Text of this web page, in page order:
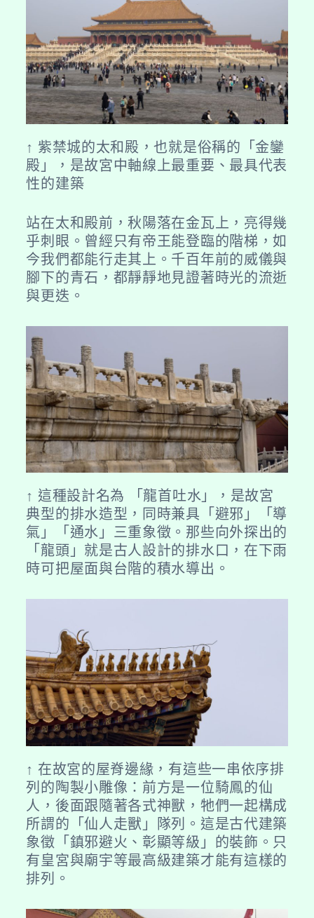
↑ 紫禁城的太和殿，也就是俗稱的「金鑾
殿」，是故宮中軸線上最重要、最具代表
性的建築
站在太和殿前，秋陽落在金瓦上，亮得幾
乎刺眼。曾經只有帝王能登臨的階梯，如
今我們都能行走其上。千百年前的威儀與
腳下的青石，都靜靜地見證著時光的流逝
與更迭。
↑ 這種設計名為 「龍首吐水」，是故宮
典型的排水造型，同時兼具「避邪」「導
氣」「通水」三重象徵。那些向外探出的
「龍頭」就是古人設計的排水口，在下雨
時可把屋面與台階的積水導出。
↑ 在故宮的屋脊邊緣，有這些一串依序排
列的陶製小雕像：前方是一位騎鳳的仙
人，後面跟隨著各式神獸，牠們一起構成
所謂的「仙人走獸」隊列。這是古代建築
象徵「鎮邪避火、彰顯等級」的裝飾。只
有皇宮與廟宇等最高級建築才能有這樣的
排列。